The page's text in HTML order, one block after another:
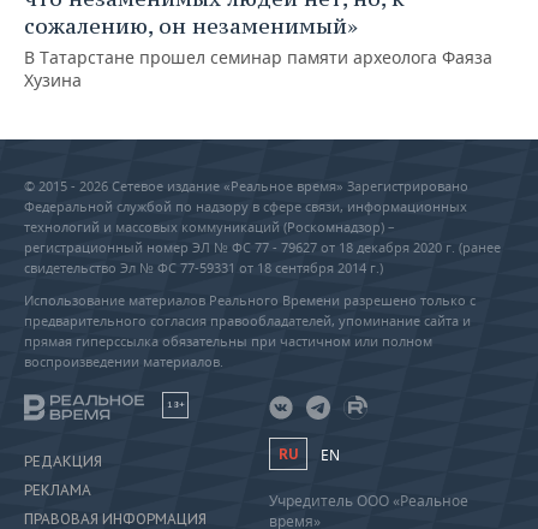
сожалению, он незаменимый»
В Татарстане прошел семинар памяти археолога Фаяза
Хузина
© 2015 - 2026 Сетевое издание «Реальное время» Зарегистрировано
Федеральной службой по надзору в сфере связи, информационных
технологий и массовых коммуникаций (Роскомнадзор) –
регистрационный номер ЭЛ № ФС 77 - 79627 от 18 декабря 2020 г. (ранее
свидетельство Эл № ФС 77-59331 от 18 сентября 2014 г.)
Использование материалов Реального Времени разрешено только с
предварительного согласия правообладателей, упоминание сайта и
прямая гиперссылка обязательны при частичном или полном
воспроизведении материалов.
18+
РЕДАКЦИЯ
РЕКЛАМА
ПРАВОВАЯ ИНФОРМАЦИЯ
RU EN
Учредитель ООО «Реальное
время»